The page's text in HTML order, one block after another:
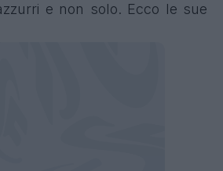
e non solo. Ecco le sue